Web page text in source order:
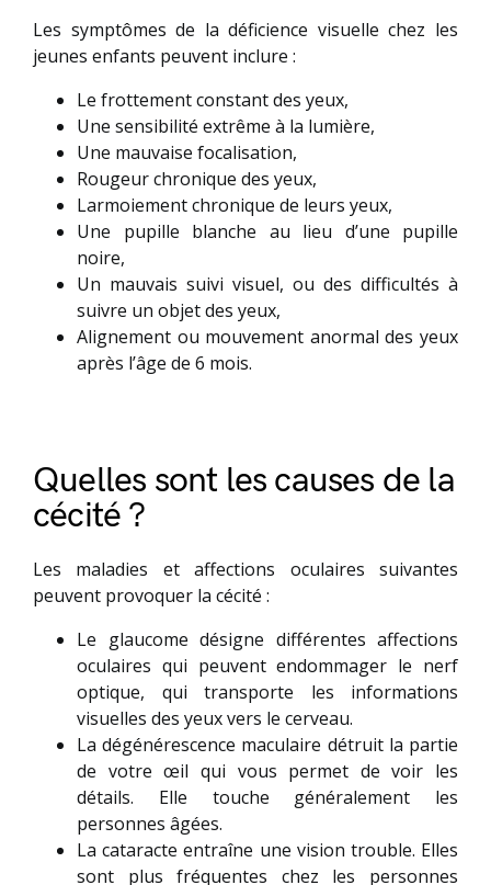
Les symptômes de la déficience visuelle chez les
jeunes enfants peuvent inclure :
Le frottement constant des yeux,
Une sensibilité extrême à la lumière,
Une mauvaise focalisation,
Rougeur chronique des yeux,
Larmoiement chronique de leurs yeux,
Une pupille blanche au lieu d’une pupille
noire,
Un mauvais suivi visuel, ou des difficultés à
suivre un objet des yeux,
Alignement ou mouvement anormal des yeux
après l’âge de 6 mois.
Quelles sont les causes de la
cécité ?
Les maladies et affections oculaires suivantes
peuvent provoquer la cécité :
Le glaucome désigne différentes affections
oculaires qui peuvent endommager le nerf
optique, qui transporte les informations
visuelles des yeux vers le cerveau.
La dégénérescence maculaire détruit la partie
de votre œil qui vous permet de voir les
détails. Elle touche généralement les
personnes âgées.
La cataracte entraîne une vision trouble. Elles
sont plus fréquentes chez les personnes